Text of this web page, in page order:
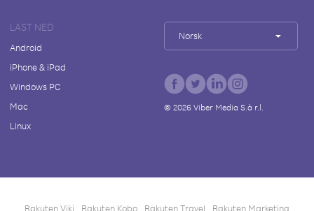
LAST NED
Android
iPhone & iPad
Windows PC
Mac
Linux
Norsk
© 2026Viber Media S.à r.l.
Rakuten Viki Rakuten Kobo Rakuten Travel Rakuten Marketing